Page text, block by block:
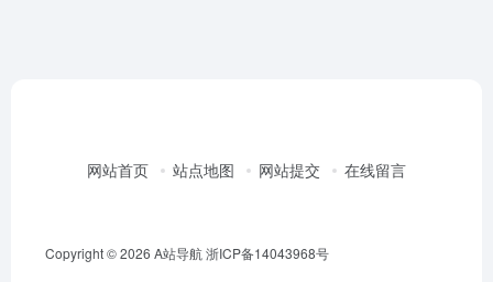
网站首页 站点地图 网站提交 在线留言
Copyright © 2026 A站导航浙ICP备14043968号